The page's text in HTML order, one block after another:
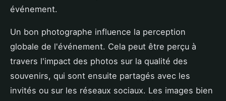
événement.
Un bon photographe influence la perception
globale de l'événement. Cela peut être perçu à
travers l'impact des photos sur la qualité des
souvenirs, qui sont ensuite partagés avec les
invités ou sur les réseaux sociaux. Les images bien